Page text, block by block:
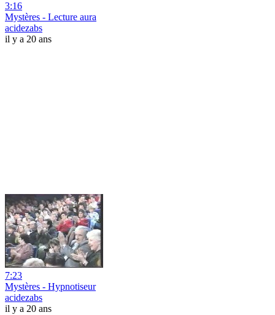
3:16
Mystères - Lecture aura
acidezabs
il y a 20 ans
7:23
Mystères - Hypnotiseur
acidezabs
il y a 20 ans